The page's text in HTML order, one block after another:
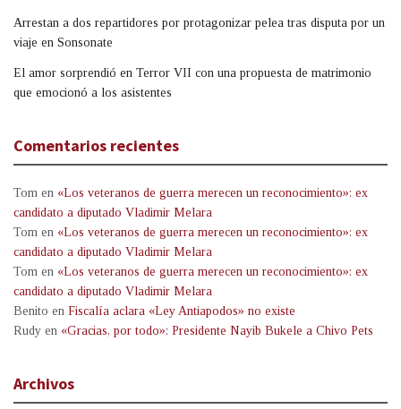
Arrestan a dos repartidores por protagonizar pelea tras disputa por un
viaje en Sonsonate
El amor sorprendió en Terror VII con una propuesta de matrimonio
que emocionó a los asistentes
Comentarios recientes
Tom en «Los veteranos de guerra merecen un reconocimiento»: ex
candidato a diputado Vladimir Melara
Tom en «Los veteranos de guerra merecen un reconocimiento»: ex
candidato a diputado Vladimir Melara
Tom en «Los veteranos de guerra merecen un reconocimiento»: ex
candidato a diputado Vladimir Melara
Benito en Fiscalía aclara «Ley Antiapodos» no existe
Rudy en «Gracias, por todo»: Presidente Nayib Bukele a Chivo Pets
Archivos